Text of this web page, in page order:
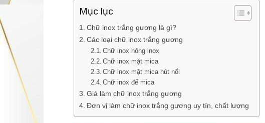
Mục lục
Chữ inox trắng gương là gì?
Các loại chữ inox trắng gương
Chữ inox hông inox
Chữ inox mặt mica
Chữ inox mặt mica hút nổi
Chữ inox đế mica
Giá làm chữ inox trắng gương
Đơn vị làm chữ inox trắng gương uy tín, chất lượng